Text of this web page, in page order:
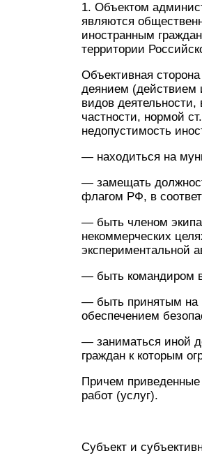
1. Объектом
являются
иностранным
территории
Объективная
деянием (действием
видов
частности, нормой
недопустимость
— находиться на
— замещать
флагом РФ, в
— быть членом
некоммерческих
экспериментальной
— быть командиром
— быть принятым на
обеспечением
— заниматься иной
граждан к которым
Причем
работ (услуг).
Субъект и